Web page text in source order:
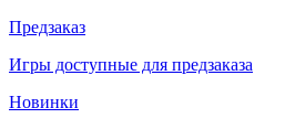
Предзаказ
Игры доступные для предзаказа
Новинки